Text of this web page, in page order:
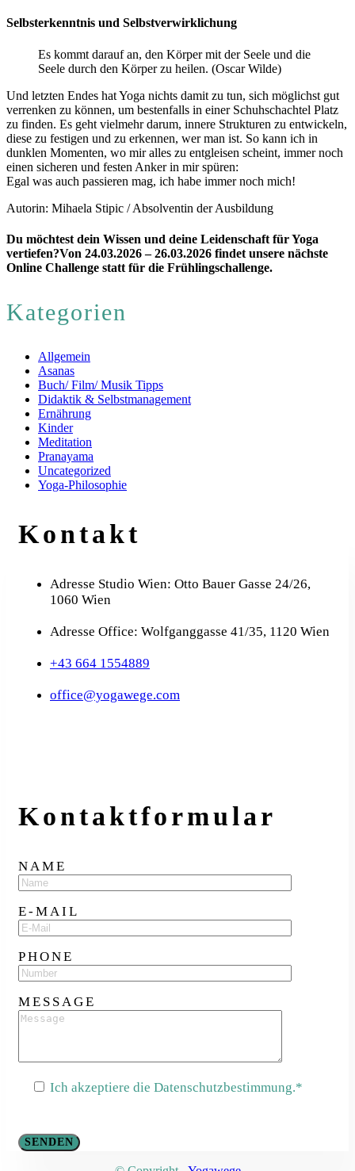
Selbsterkenntnis und Selbstverwirklichung
Es kommt darauf an, den Körper mit der Seele und die
Seele durch den Körper zu heilen. (Oscar Wilde)
Und letzten Endes hat Yoga nichts damit zu tun, sich möglichst gut
verrenken zu können, um bestenfalls in einer Schuhschachtel Platz
zu finden. Es geht vielmehr darum, innere Strukturen zu entwickeln,
diese zu festigen und zu erkennen, wer man ist. So kann ich in
dunklen Momenten, wo mir alles zu entgleisen scheint, immer noch
einen sicheren und festen Anker in mir spüren:
Egal was auch passieren mag, ich habe immer noch mich!
Autorin: Mihaela Stipic / Absolventin der Ausbildung
Du möchtest dein Wissen und deine Leidenschaft für Yoga
vertiefen?Von 24.03.2026 – 26.03.2026 findet unsere nächste
Online Challenge statt für die Frühlingschallenge.
Kategorien
Allgemein
Asanas
Buch/ Film/ Musik Tipps
Didaktik & Selbstmanagement
Ernährung
Kinder
Meditation
Pranayama
Uncategorized
Yoga-Philosophie
Kontakt
Adresse Studio Wien: Otto Bauer Gasse 24/26,
1060 Wien
Adresse Office: Wolfganggasse 41/35, 1120 Wien
+43 664 1554889
office@yogawege.com
Kontakt­formular
NAME
E-MAIL
PHONE
MESSAGE
Ich akzeptiere die Datenschutzbestimmung.*